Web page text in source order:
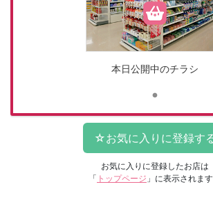
本日公開中のチラシ
お気に入りに登録したお店は
「 トップページ 」に表示されます